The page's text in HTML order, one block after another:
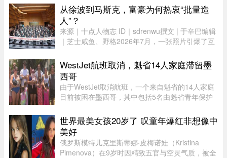
六年后，当蓝线延长线通车时，STM 将把现代化
的 Azur 列车从绿线调往蓝线。作为 ...
从徐波到马斯克，富豪为何热衷“批量造
人”？
来源｜十点人物志 ID｜sdrenwu撰文 | 于辛巴编辑
｜芝士咸鱼、野格2026年7月，一张照片引爆了互
列。两边站着照顾他们的阿姨，前方拉着一条横
幅。照片由多益网络官方微博 ...
WestJet航班取消，魁省14人家庭滞留墨
西哥
由于WestJet取消航班，一个来自魁省的14人家庭
目前被困在墨西哥，其中包括5名由魁省青年保护
Josée Pelletier表示，一家人原定周一返程，却在
起飞前数小时收到航班取消 ...
世界最美女孩20岁了 叹童年爆红非想像中
美好
俄罗斯模特儿克里斯蒂娜·皮梅诺娃（Kristina
Pimenova）在9岁时因精致五官与空灵气质，被全